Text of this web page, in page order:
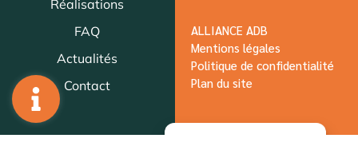
Réalisations
FAQ
Actualités
Contact
ALLIANCE ADB
Mentions légales
Politique de confidentialité
Plan du site